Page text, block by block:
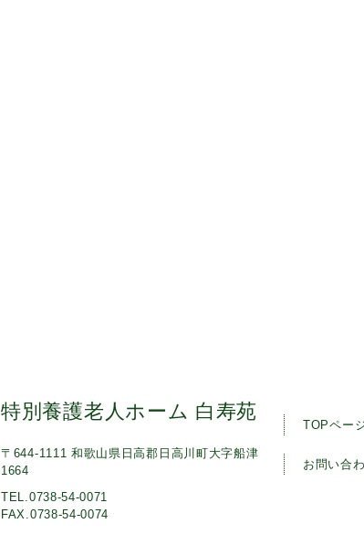
特別養護老人ホーム 白寿苑
〒644-1111 和歌山県日高郡日高川町大字船津
1664
TEL.0738-54-0071
FAX.0738-54-0074
TOPペー
お問い合